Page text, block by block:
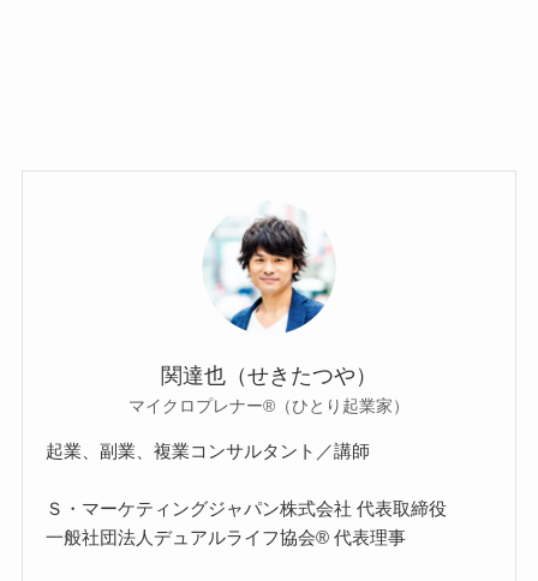
関達也（せきたつや）
マイクロプレナー®（ひとり起業家）
起業、副業、複業コンサルタント／講師
Ｓ・マーケティングジャパン株式会社 代表取締役
一般社団法人デュアルライフ協会® 代表理事